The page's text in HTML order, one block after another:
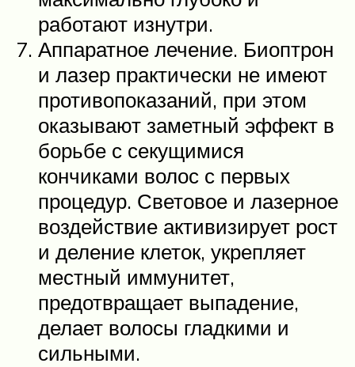
работают изнутри.
Аппаратное лечение. Биоптрон
и лазер практически не имеют
противопоказаний, при этом
оказывают заметный эффект в
борьбе с секущимися
кончиками волос с первых
процедур. Световое и лазерное
воздействие активизирует рост
и деление клеток, укрепляет
местный иммунитет,
предотвращает выпадение,
делает волосы гладкими и
сильными.